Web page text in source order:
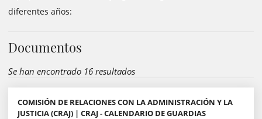
diferentes años:
Documentos
Se han encontrado 16 resultados
COMISIÓN DE RELACIONES CON LA ADMINISTRACIÓN Y LA
JUSTICIA (CRAJ) | CRAJ - CALENDARIO DE GUARDIAS